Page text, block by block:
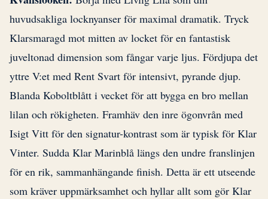
huvudsakliga locknyanser för maximal dramatik. Tryck
Klarsmaragd mot mitten av locket för en fantastisk
juveltonad dimension som fångar varje ljus. Fördjupa det
yttre V:et med Rent Svart för intensivt, pyrande djup.
Blanda Koboltblått i vecket för att bygga en bro mellan
lilan och rökigheten. Framhäv den inre ögonvrån med
Isigt Vitt för den signatur-kontrast som är typisk för Klar
Vinter. Sudda Klar Marinblå längs den undre franslinjen
för en rik, sammanhängande finish. Detta är ett utseende
som kräver uppmärksamhet och hyllar allt som gör Klar